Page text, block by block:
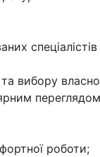
вибору
роботи;